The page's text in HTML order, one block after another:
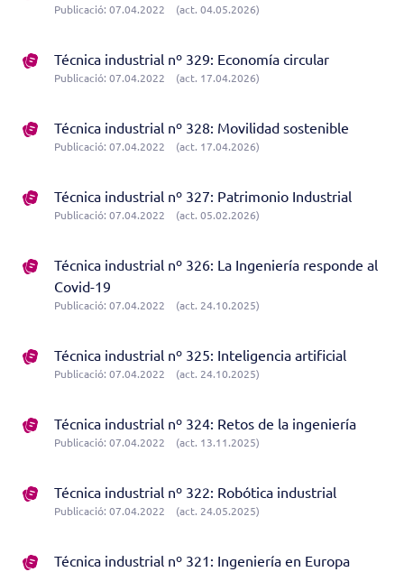
Publicació: 07.04.2022 (act. 04.05.2026)
Técnica industrial nº 329: Economía circular
Publicació: 07.04.2022 (act. 17.04.2026)
Técnica industrial nº 328: Movilidad sostenible
Publicació: 07.04.2022 (act. 17.04.2026)
Técnica industrial nº 327: Patrimonio Industrial
Publicació: 07.04.2022 (act. 05.02.2026)
Técnica industrial nº 326: La Ingeniería responde al
Covid-19
Publicació: 07.04.2022 (act. 24.10.2025)
Técnica industrial nº 325: Inteligencia artificial
Publicació: 07.04.2022 (act. 24.10.2025)
Técnica industrial nº 324: Retos de la ingeniería
Publicació: 07.04.2022 (act. 13.11.2025)
Técnica industrial nº 322: Robótica industrial
Publicació: 07.04.2022 (act. 24.05.2025)
Técnica industrial nº 321: Ingeniería en Europa